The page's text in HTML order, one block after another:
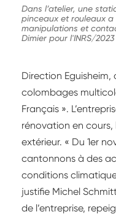
Dans l’atelier, une
pinceaux et rouleaux
manipulations et
Dimier pour l'INRS/2023
Direction
colombages
Français ».
rénovation en cours,
extérieur. « Du 1er
cantonnons à des
conditions
justifie Michel
de l’entreprise,